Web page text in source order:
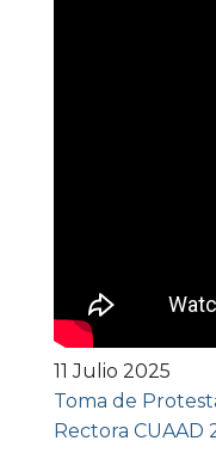
11 Julio 2025
Toma de
Rectora CUAAD